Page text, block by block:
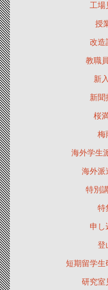
工場
授
改造
教職
新
新聞
桜
梅
海外学生
海外派
特別
特
申し
登
短期留学生
研究室